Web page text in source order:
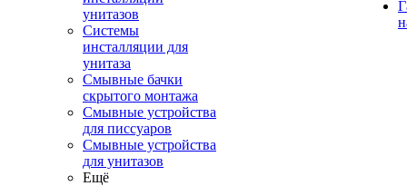
унитазов
Системы
инсталляции для
унитаза
Смывные бачки
скрытого монтажа
Смывные устройства
для писсуаров
Смывные устройства
для унитазов
Ещё